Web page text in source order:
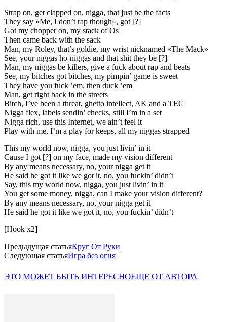
Strap on, get clapped on, nigga, that just be the facts
They say «Me, I don’t rap though», got [?]
Got my chopper on, my stack of Os
Then came back with the sack
Man, my Roley, that’s goldie, my wrist nicknamed «The Mack»
See, your niggas ho-niggas and that shit they be [?]
Man, my niggas be killers, give a fuck about rap and beats
See, my bitches got bitches, my pimpin’ game is sweet
They have you fuck ’em, then duck ’em
Man, get right back in the streets
Bitch, I’ve been a threat, ghetto intellect, AK and a TEC
Nigga flex, labels sendin’ checks, still I’m in a set
Nigga rich, use this Internet, we ain’t feel it
Play with me, I’m a play for keeps, all my niggas strapped
This my world now, nigga, you just livin’ in it
Cause I got [?] on my face, made my vision different
By any means necessary, no, your nigga get it
He said he got it like we got it, no, you fuckin’ didn’t
Say, this my world now, nigga, you just livin’ in it
You get some money, nigga, can I make your vision different?
By any means necessary, no, your nigga get it
He said he got it like we got it, no, you fuckin’ didn’t
[Hook x2]
Предыдущая статьяКруг От Руки
Следующая статьяИгра без огня
ЭТО МОЖЕТ БЫТЬ ИНТЕРЕСНОЕЩЕ ОТ АВТОРА